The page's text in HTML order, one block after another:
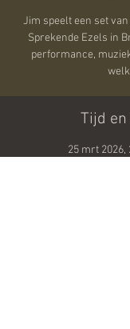
Jim speelt een set
Sprekende Ezels in
performance,
Tijd
25 mrt 2026,